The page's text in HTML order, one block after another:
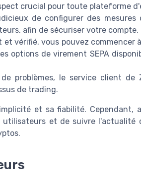
crucial pour toute plateforme
de configurer des mesures
afin de sécuriser votre compte.
et vérifié, vous pouvez commencer
options de virement SEPA
problèmes, le service client de
de trading.
et sa fiabilité. Cependant,
utilisateurs et de suivre l'actualité